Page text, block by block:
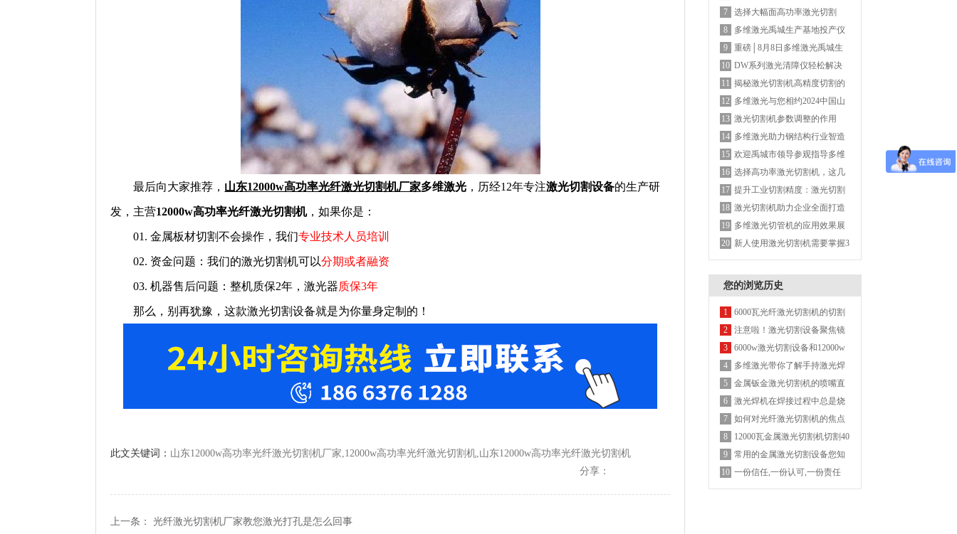
最后向大家推荐， 山东12000w高功率光纤激光切割机厂家多维激光 ，历经12年专注激光切割设备的生产研
发，主营12000w高功率光纤激光切割机，如果你是：
01. 金属板材切割不会操作，我们专业技术人员培训
02. 资金问题：我们的激光切割机可以分期或者融资
03. 机器售后问题：整机质保2年，激光器质保3年
那么，别再犹豫，这款激光切割设备就是为你量身定制的！
此文关键词： 山东12000w高功率光纤激光切割机厂家,12000w高功率光纤激光切割机,山东12000w高功率光纤激光切割机
分享：
上一条：光纤激光切割机厂家教您激光打孔是怎么回事
带来的显著优势
7
选择大幅面高功率激光切割
机，这几点务必重视
8
多维激光禹城生产基地投产仪
式圆满结束
9
重磅│8月8日多维激光禹城生
产基地投产仪式邀您见证
10 DW系列激光清障仪轻松解决
树障及电网线路飘挂物
11 揭秘激光切割机高精度切割的
面纱，聚焦控制系统
12 多维激光与您相约2024中国山
东储能高质量发展大会暨展览
会
13 激光切割机参数调整的作用
14 多维激光助力钢结构行业智造
升级
15 欢迎禹城市领导参观指导多维
激光厂区
16 选择高功率激光切割机，这几
点务必重视
17 提升工业切割精度：激光切割
机5大关键参数调整指南
18 激光切割机助力企业全面打造
绿色制造，告别脏乱差
19 多维激光切管机的应用效果展
示
20 新人使用激光切割机需要掌握3
个大方向！
您的浏览历史
1
6000瓦光纤激光切割机的切割
参数
2
注意啦！激光切割设备聚焦镜
的安装使用方法
3
6000w激光切割设备和12000w
激光切割设备用哪种激更节省
成本
4
多维激光带你了解手持激光焊
接机有哪些优缺点？
5
金属钣金激光切割机的喷嘴直
径类型及差别
6
激光焊机在焊接过程中总是烧
镜片，是什么原因？
7
如何对光纤激光切割机的焦点
位置进行调整？
8
12000瓦金属激光切割机切割40
mm碳钢
9
常用的金属激光切割设备您知
道有哪些吗？
10 一份信任,一份认可,一份责任